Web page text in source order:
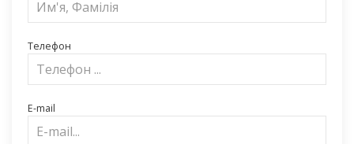
Телефон
E-mail